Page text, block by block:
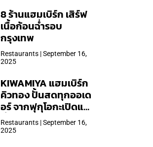
8 ร้านแฮมเบิร์ก เสิร์ฟ
เนื้อก้อนฉ่ำรอบ
กรุงเทพ
Restaurants | September 16,
2025
KIWAMIYA แฮมเบิร์ก
คิวทอง ปั้นสดทุกออเด
อร์ จากฟุกุโอกะเปิดแล้ว
ที่ Central Park
Restaurants | September 16,
2025